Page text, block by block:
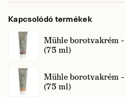
Kapcsolódó termékek
Mühle borotvakrém
(75 ml)
Mühle borotvakrém
(75 ml)